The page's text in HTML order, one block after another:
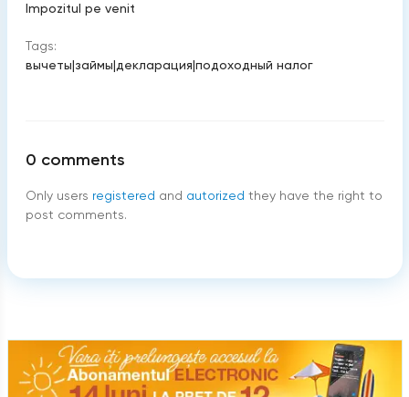
Impozitul pe venit
Tags:
вычеты|займы|декларация|подоходный налог
0 comments
Only users registered and autorized they have the right to
post comments.